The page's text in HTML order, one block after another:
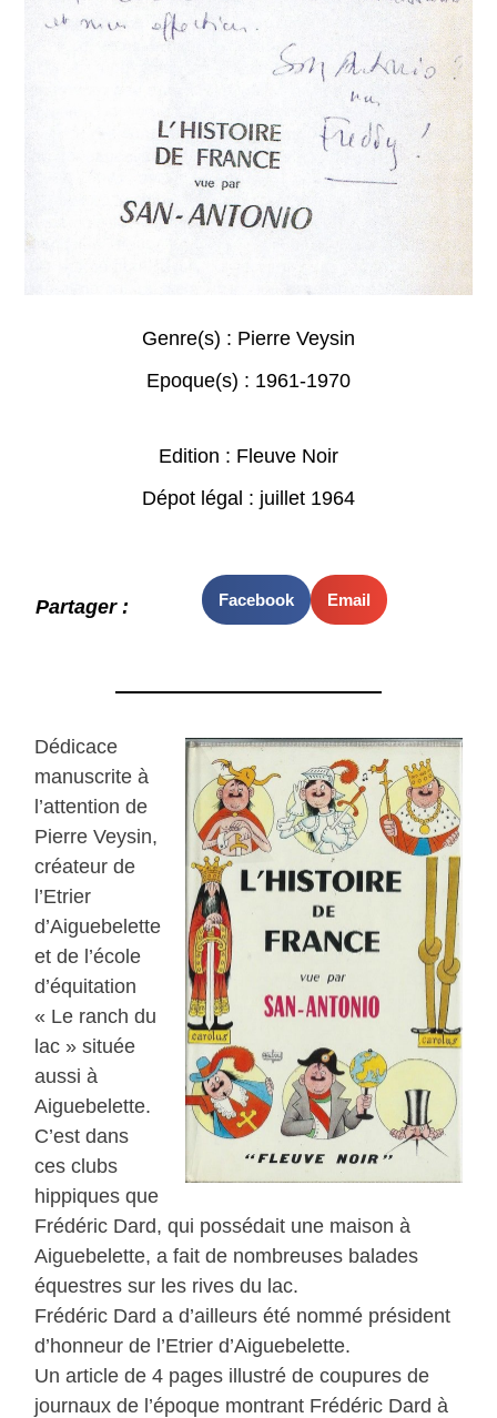
Genre(s) : Pierre Veysin
Epoque(s) : 1961-1970
Edition : Fleuve Noir
Dépot légal : juillet 1964
Partager : Facebook Email
Dédicace
manuscrite à
l’attention de
Pierre Veysin,
créateur de
l’Etrier
d’Aiguebelette
et de l’école
d’équitation
« Le ranch du
lac » située
aussi à
Aiguebelette.
C’est dans
ces clubs
hippiques que
Frédéric Dard, qui possédait une maison à
Aiguebelette, a fait de nombreuses balades
équestres sur les rives du lac.
Frédéric Dard a d’ailleurs été nommé président
d’honneur de l’Etrier d’Aiguebelette.
Un article de 4 pages illustré de coupures de
journaux de l’époque montrant Frédéric Dard à